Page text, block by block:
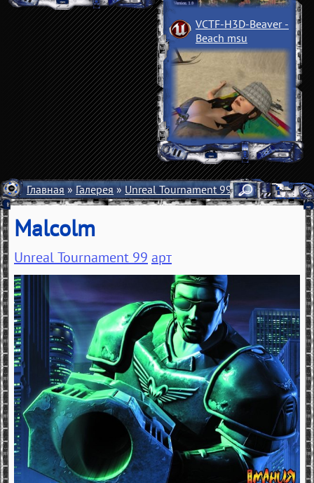
VCTF-H3D-Beaver ­
Beach msu
Главная»Галерея»Unreal Tournament 99»Арт» Malcolm
Malcolm
Unreal Tournament 99 арт